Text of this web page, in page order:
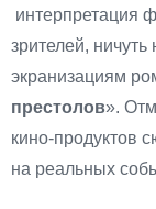
интерпретация
зрителей,
экранизациям
престолов».
кино-продуктов
на реальных